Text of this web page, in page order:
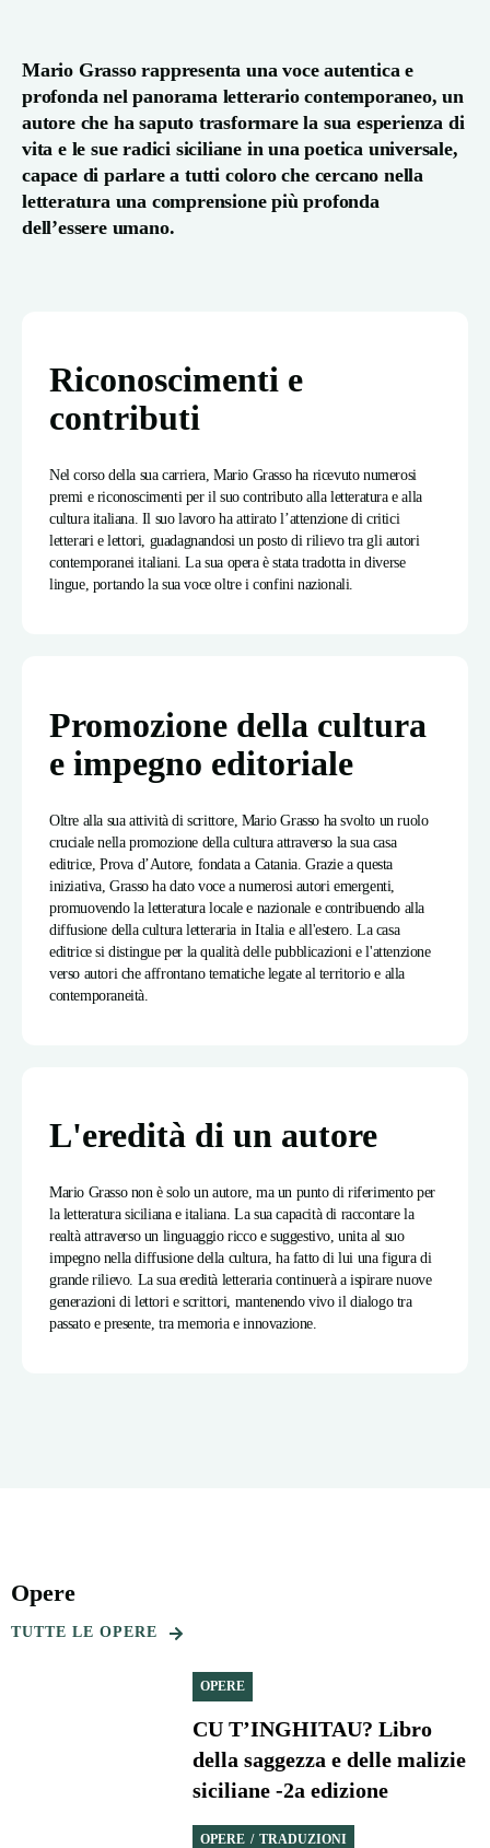
Mario Grasso rappresenta una voce autentica e
profonda nel panorama letterario contemporaneo, un
autore che ha saputo trasformare la sua esperienza di
vita e le sue radici siciliane in una poetica universale,
capace di parlare a tutti coloro che cercano nella
letteratura una comprensione più profonda
dell’essere umano.
Riconoscimenti e
contributi
Nel corso della sua carriera, Mario Grasso ha ricevuto numerosi
premi e riconoscimenti per il suo contributo alla letteratura e alla
cultura italiana. Il suo lavoro ha attirato l’attenzione di critici
letterari e lettori, guadagnandosi un posto di rilievo tra gli autori
contemporanei italiani. La sua opera è stata tradotta in diverse
lingue, portando la sua voce oltre i confini nazionali.
Promozione della cultura
e impegno editoriale
Oltre alla sua attività di scrittore, Mario Grasso ha svolto un ruolo
cruciale nella promozione della cultura attraverso la sua casa
editrice, Prova d’Autore, fondata a Catania. Grazie a questa
iniziativa, Grasso ha dato voce a numerosi autori emergenti,
promuovendo la letteratura locale e nazionale e contribuendo alla
diffusione della cultura letteraria in Italia e all'estero. La casa
editrice si distingue per la qualità delle pubblicazioni e l'attenzione
verso autori che affrontano tematiche legate al territorio e alla
contemporaneità.
L'eredità di un autore
Mario Grasso non è solo un autore, ma un punto di riferimento per
la letteratura siciliana e italiana. La sua capacità di raccontare la
realtà attraverso un linguaggio ricco e suggestivo, unita al suo
impegno nella diffusione della cultura, ha fatto di lui una figura di
grande rilievo. La sua eredità letteraria continuerà a ispirare nuove
generazioni di lettori e scrittori, mantenendo vivo il dialogo tra
passato e presente, tra memoria e innovazione.
Opere
TUTTE LE OPERE
OPERE
CU T’INGHITAU? Libro
della saggezza e delle malizie
siciliane -2a edizione
OPERE TRADUZIONI